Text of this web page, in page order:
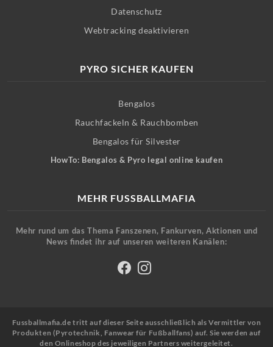
Datenschutz
Webtracking deaktivieren
PYRO SICHER KAUFEN
Bengalos
Rauchfackeln & Rauchbomben
Bengalos für Silvester
HowTo: Bengalos & Pyro legal online kaufen
MEHR FUSSBALLMAFIA
Mehr rund um das Thema Fanszenen, Fankurven, Aktionen und
News findet ihr auf unseren weiteren Kanälen:
Fussballmafia.de tritt auf dieser Seite ausschließlich als Vermittler von
Produkten (Pyrotechnik, Fanwear für Fußballfans) auf. Sie werden auf
den Onlineshop des jeweiligen Partners weitergeleitet.